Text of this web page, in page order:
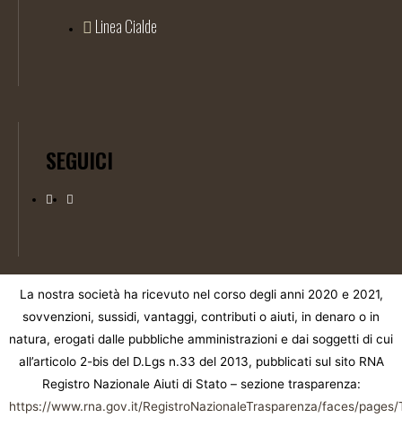
Linea Cialde
SEGUICI
La nostra società ha ricevuto nel corso degli anni 2020 e 2021,
sovvenzioni, sussidi, vantaggi, contributi o aiuti, in denaro o in
natura, erogati dalle pubbliche amministrazioni e dai soggetti di cui
all’articolo 2-bis del D.Lgs n.33 del 2013, pubblicati sul sito RNA
Registro Nazionale Aiuti di Stato – sezione trasparenza:
https://www.rna.gov.it/RegistroNazionaleTrasparenza/faces/pages/